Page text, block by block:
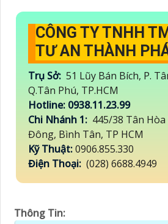
CÔNG TY TNHH
TƯ AN THÀNH
Trụ Sở: 51 Lũy Bán Bích, P.
Q.Tân Phú, TP.HCM
Hotline: 0938.11.23.99
Chi Nhánh 1: 445/38 Tân
Đông, Bình Tân, TP HCM
Kỹ Thuật:0906.855.330
Điện Thoại: (028) 6688.4949
Thông Tin: